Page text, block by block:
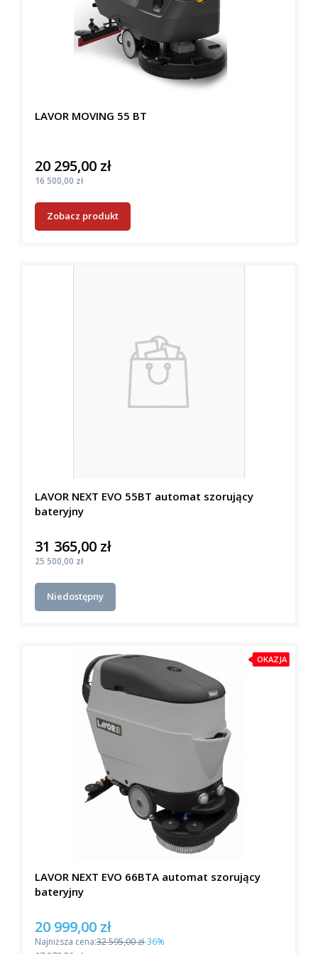
LAVOR MOVING 55 BT
Cena
20 295,00 zł
Cena
16 500,00 zł
Zobacz produkt
LAVOR NEXT EVO 55BT automat szorujący
bateryjny
Cena
31 365,00 zł
Cena
25 500,00 zł
Niedostępny
OKAZJA
LAVOR NEXT EVO 66BTA automat szorujący
bateryjny
Cena promocyjna
20 999,00 zł
Najniższa cena:32 595,00 zł-36%